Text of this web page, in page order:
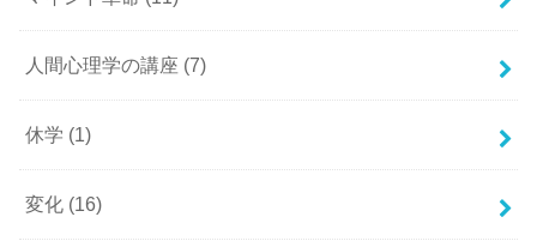
人間心理学の講座 (7)
休学 (1)
変化 (16)